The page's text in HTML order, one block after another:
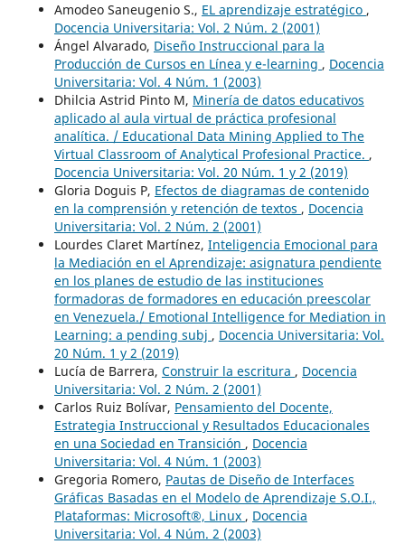
Amodeo Saneugenio S., EL aprendizaje estratégico ,
Docencia Universitaria: Vol. 2 Núm. 2 (2001)
Ángel Alvarado, Diseño Instruccional para la
Producción de Cursos en Línea y e-learning , Docencia
Universitaria: Vol. 4 Núm. 1 (2003)
Dhilcia Astrid Pinto M, Minería de datos educativos
aplicado al aula virtual de práctica profesional
analítica. / Educational Data Mining Applied to The
Virtual Classroom of Analytical Profesional Practice. ,
Docencia Universitaria: Vol. 20 Núm. 1 y 2 (2019)
Gloria Doguis P, Efectos de diagramas de contenido
en la comprensión y retención de textos , Docencia
Universitaria: Vol. 2 Núm. 2 (2001)
Lourdes Claret Martínez, Inteligencia Emocional para
la Mediación en el Aprendizaje: asignatura pendiente
en los planes de estudio de las instituciones
formadoras de formadores en educación preescolar
en Venezuela./ Emotional Intelligence for Mediation in
Learning: a pending subj , Docencia Universitaria: Vol.
20 Núm. 1 y 2 (2019)
Lucía de Barrera, Construir la escritura , Docencia
Universitaria: Vol. 2 Núm. 2 (2001)
Carlos Ruiz Bolívar, Pensamiento del Docente,
Estrategia Instruccional y Resultados Educacionales
en una Sociedad en Transición , Docencia
Universitaria: Vol. 4 Núm. 1 (2003)
Gregoria Romero, Pautas de Diseño de Interfaces
Gráficas Basadas en el Modelo de Aprendizaje S.O.I.,
Plataformas: Microsoft®, Linux , Docencia
Universitaria: Vol. 4 Núm. 2 (2003)